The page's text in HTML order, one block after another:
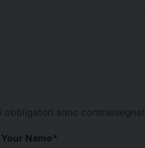
obbligatori sono contrassegnati
Your Name*